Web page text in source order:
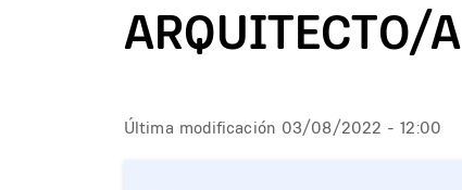
ARQUITECTO/A
Última modificación 03/08/2022 - 12:00